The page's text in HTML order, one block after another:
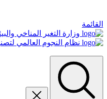
القائمة
وزارة التغير المناخي
نظام النجوم العالمي